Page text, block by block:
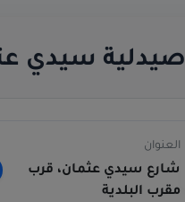
صيدلية سيدي
العنوان
شارع سيدي عثمان، قرب
مقرب البلدية